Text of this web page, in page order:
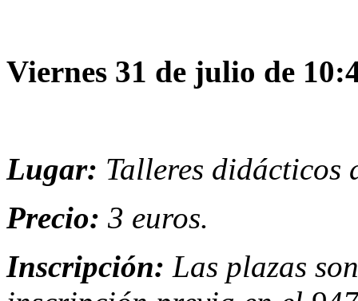
Viernes 31 de julio de
Lugar: Talleres didácticos
Precio: 3 euros.
Inscripción: Las plazas